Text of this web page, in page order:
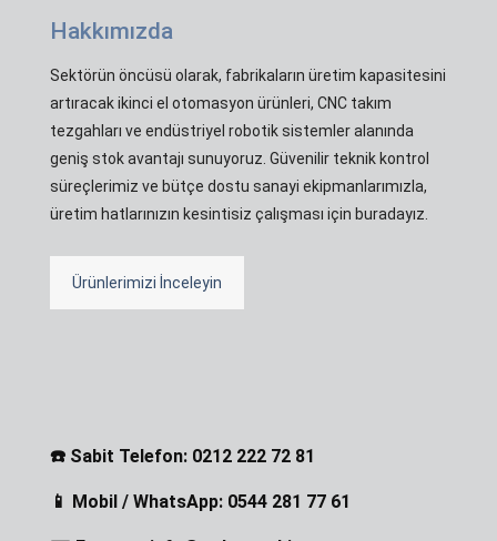
Hakkımızda
Sektörün öncüsü olarak, fabrikaların üretim kapasitesini
artıracak ikinci el otomasyon ürünleri, CNC takım
tezgahları ve endüstriyel robotik sistemler alanında
geniş stok avantajı sunuyoruz. Güvenilir teknik kontrol
süreçlerimiz ve bütçe dostu sanayi ekipmanlarımızla,
üretim hatlarınızın kesintisiz çalışması için buradayız.
Ürünlerimizi İnceleyin
☎️ Sabit Telefon: 0212 222 72 81
📱 Mobil / WhatsApp: 0544 281 77 61